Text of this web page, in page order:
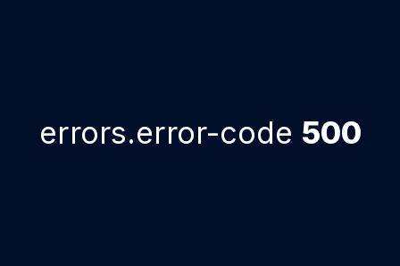
errors.error-code 500